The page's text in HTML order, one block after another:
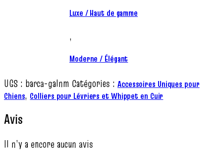
Luxe / Haut de gamme
,
Moderne / Élégant
UGS : barca-galnm Catégories : Accessoires Uniques pour
Chiens, Colliers pour Lévriers et Whippet en Cuir
Avis
Il n’y a encore aucun avis